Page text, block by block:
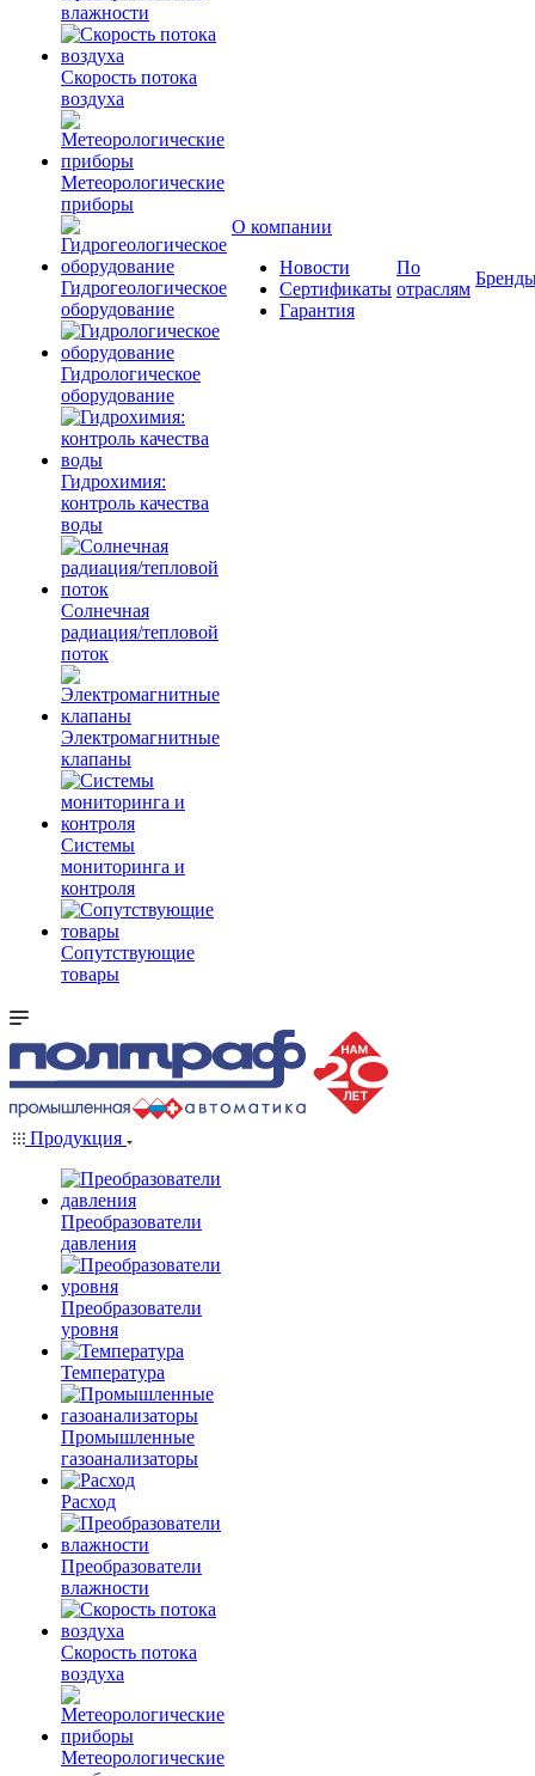
влажности
Скорость потока
воздуха
Метеорологические
приборы
Гидрогеологическое
оборудование
Гидрологическое
оборудование
Гидрохимия:
контроль качества
воды
Солнечная
радиация/тепловой
поток
Электромагнитные
клапаны
Системы
мониторинга и
контроля
Сопутствующие
товары
О компании
Новости
Сертификаты
Гарантия
По
отраслям
Продукция
Преобразователи
давления
Преобразователи
уровня
Температура
Промышленные
газоанализаторы
Расход
Преобразователи
влажности
Скорость потока
воздуха
Метеорологические